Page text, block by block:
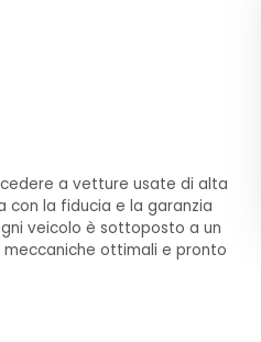
a vetture usate di alta
con la fiducia e la garanzia
veicolo è sottoposto a un
ottimali e pronto